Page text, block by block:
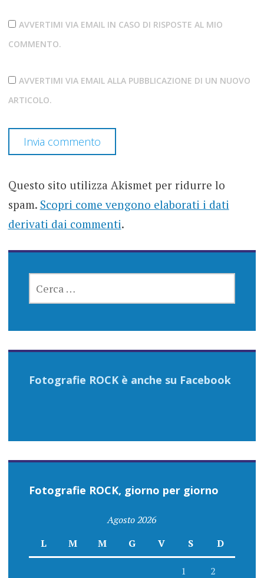
AVVERTIMI VIA EMAIL IN CASO DI RISPOSTE AL MIO
COMMENTO.
AVVERTIMI VIA EMAIL ALLA PUBBLICAZIONE DI UN NUOVO
ARTICOLO.
Questo sito utilizza Akismet per ridurre lo
spam. Scopri come vengono elaborati i dati
derivati dai commenti.
PER:
Fotografie ROCK è anche su Facebook
Fotografie ROCK, giorno per giorno
Agosto 2026
L
M M G V S D
1 2